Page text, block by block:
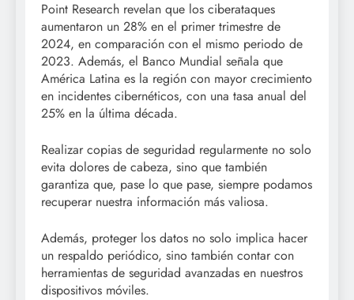
Point Research revelan que los ciberataques
aumentaron un 28% en el primer trimestre de
2024, en comparación con el mismo periodo de
2023. Además, el Banco Mundial señala que
América Latina es la región con mayor crecimiento
en incidentes cibernéticos, con una tasa anual del
25% en la última década.
Realizar copias de seguridad regularmente no solo
evita dolores de cabeza, sino que también
garantiza que, pase lo que pase, siempre podamos
recuperar nuestra información más valiosa.
Además, proteger los datos no solo implica hacer
un respaldo periódico, sino también contar con
herramientas de seguridad avanzadas en nuestros
dispositivos móviles.